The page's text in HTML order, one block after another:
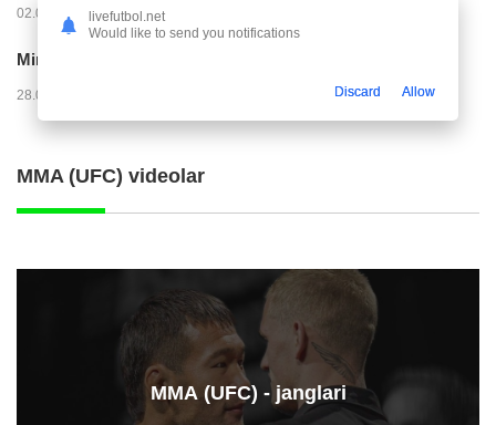
02.08.2026 03:08 7129
Mirko Yyelichich: "Birinchi bo'limni juda yomon...
28.07.2026 00:24
MMA (UFC) videolar
ММА (UFC) - janglari
livefutbol.net
Would like to send you notifications
Discard Allow